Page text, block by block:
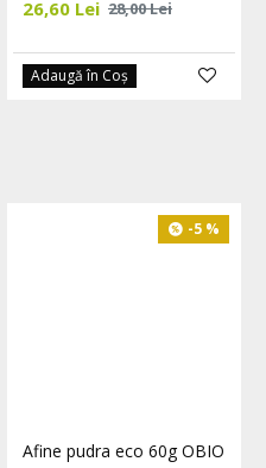
26,60 Lei 28,00 Lei
Adaugă în Coş
-5 %
Afine pudra eco 60g OBIO